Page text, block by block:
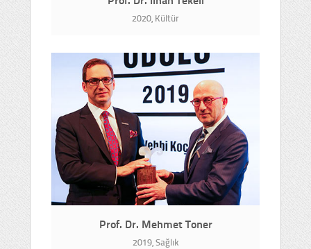
2020, Kültür
Prof. Dr. Mehmet Toner
2019, Sağlık